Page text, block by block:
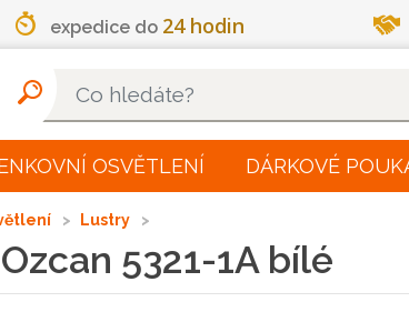
expedice do 24 hodin
OSVĚTLENÍ DÁRKOVÉ
Lustry
5321-1A bílé